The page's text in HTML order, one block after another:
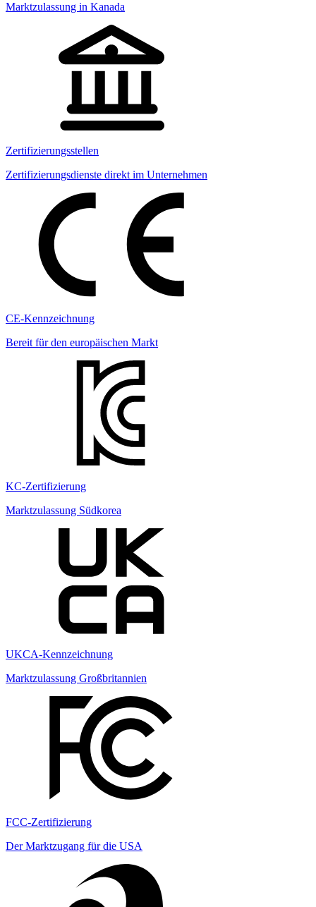
Marktzulassung in Kanada
Zertifizierungsstellen
Zertifizierungsdienste direkt im Unternehmen
CE-Kennzeichnung
Bereit für den europäischen Markt
KC-Zertifizierung
Marktzulassung Südkorea
UKCA-Kennzeichnung
Marktzulassung Großbritannien
FCC-Zertifizierung
Der Marktzugang für die USA